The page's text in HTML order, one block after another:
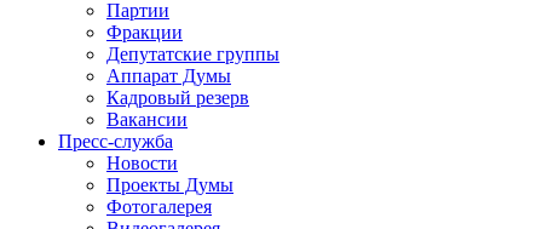
Партии
Фракции
Депутатские группы
Аппарат Думы
Кадровый резерв
Вакансии
Пресс-служба
Новости
Проекты Думы
Фотогалерея